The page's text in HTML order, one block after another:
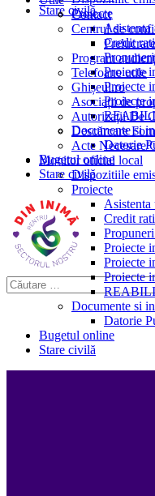
Stare civilă
Proiecte
Asistenta
Credit
Proiecte
Proiecte
Proiecte
Documente si
Datorie
Bugetul online
Stare civilă
Contact
Centrul de
Program
Telefoane utile
Ghișeul.ro
Asociații de
Autorizații De
Descărcare
Acte Necesare/
Monitor oficial local
Dispozitiile
Proiecte
Credit
Proiecte
Proiecte
Proiecte
Documente si
Datorie
Bugetul online
Stare civilă